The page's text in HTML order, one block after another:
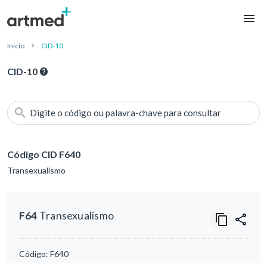
Início CID-10
CID-10
Digite o código ou palavra-chave para consultar
Código CID F640
Transexualismo
F64 Transexualismo
Código: F640